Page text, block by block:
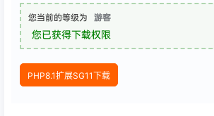
您当前的等级为 游客
您已获得下载权限
PHP8.1扩展SG11下载